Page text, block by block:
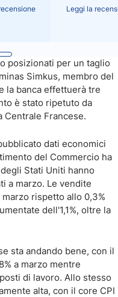
Leggi la
posizionati per un taglio
Simkus, membro del
la banca effettuerà tre
è stato ripetuto da
Centrale Francese.
dati economici
del Commercio ha
Stati Uniti hanno
a marzo. Le vendite
marzo rispetto allo 0,3%
dell'1,1%, oltre la
sta andando bene, con il
a marzo mentre
di lavoro. Allo stesso
alta, con il core CPI